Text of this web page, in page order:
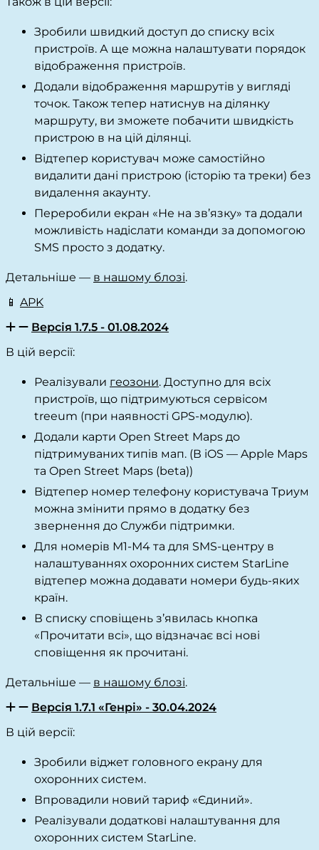
Зробили швидкий доступ до списку всіх
пристроїв. А ще можна налаштувати порядок
відображення пристроїв.
Додали відображення маршрутів у вигляді
точок. Також тепер натиснув на ділянку
маршруту, ви зможете побачити швидкість
пристрою в на цій ділянці.
Відтепер користувач може самостійно
видалити дані пристрою (історію та треки) без
видалення акаунту.
Переробили екран «Не на зв’язку» та додали
можливість надіслати команди за допомогою
SMS просто з додатку.
Детальніше — в нашому блозі.
📱 APK
Версія 1.7.5 - 01.08.2024
В цій версії:
Реалізували геозони. Доступно для всіх
пристроїв, що підтримуються сервісом
treeum (при наявності GPS-модулю).
Додали карти Open Street Maps до
підтримуваних типів мап. (В iOS — Apple Maps
та Open Street Maps (beta))
Відтепер номер телефону користувача Триум
можна змінити прямо в додатку без
звернення до Служби підтримки.
Для номерів М1-М4 та для SMS-центру в
налаштуваннях охоронних систем StarLine
відтепер можна додавати номери будь-яких
країн.
В списку сповіщень з’явилась кнопка
«Прочитати всі», що відзначає всі нові
сповіщення як прочитані.
Детальніше — в нашому блозі.
Версія 1.7.1 «Генрі» - 30.04.2024
В цій версії:
Зробили віджет головного екрану для
охоронних систем.
Впровадили новий тариф «Єдиний».
Реалізували додаткові налаштування для
охоронних систем StarLine.